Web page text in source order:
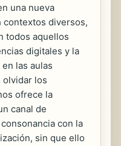
una nueva
contextos diversos,
todos aquellos
digitales y la
las aulas
olvidar los
ofrece la
canal de
con la
sin que ello